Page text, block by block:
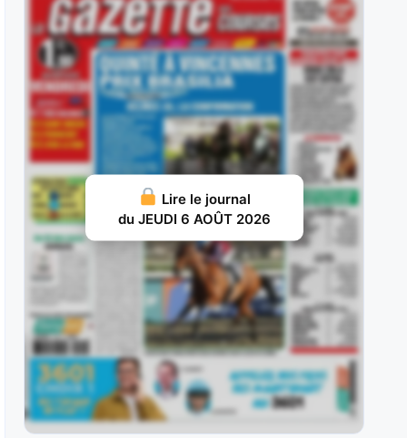
Iggypop d’Herfraie : Absent de décembre à mai,
il n’a pas tardé à
JUILLET 28, 2026 18
Jolivert du Gers : Ce fils de Bold Eagle est une
véritable rente pour
JUILLET 26, 2026 16
Charmino : Troisième de cette épreuve en 2024
en valeur 61, il
JUILLET 25, 2026 15
Nolito : Dans sa jeunesse, il a montré qu’il avait
JUILLET 20, 2026 19
Selvo : 3 SelvoAprès un début de carrière en
dents de scie,
JUILLET 19, 2026 16
Lire le journal
du JEUDI 6 AOÛT 2026